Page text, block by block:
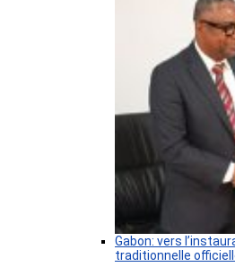
Gabon: vers
traditionnelle